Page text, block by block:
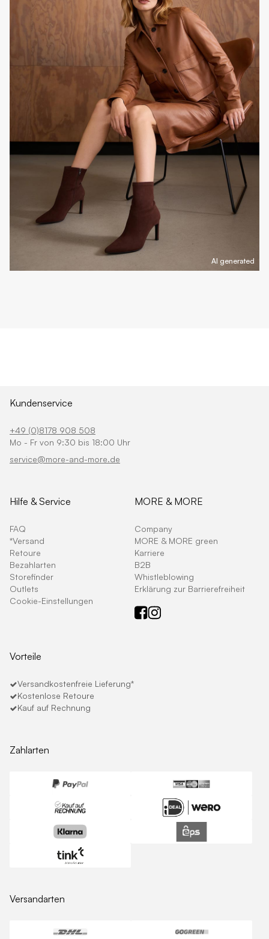
AI generated
Kundenservice
+49 (0)8178 908 508
Mo - Fr von 9:30 bis 18:00 Uhr
service@more-and-more.de
Hilfe & Service
FAQ
*Versand
Retoure
Bezahlarten
Storefinder
Outlets
Cookie-Einstellungen
MORE & MORE
Company
MORE & MORE green
Karriere
B2B
Whistleblowing
Erklärung zur Barrierefreiheit
Vorteile
Versandkostenfreie Lieferung*
Kostenlose Retoure
Kauf auf Rechnung
Zahlarten
Versandarten